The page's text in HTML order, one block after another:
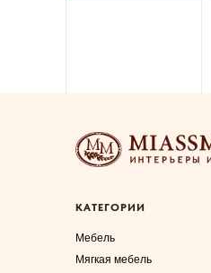
КАТЕГОРИИ
Мебель
Мягкая мебель